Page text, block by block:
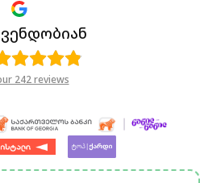
242 reviews